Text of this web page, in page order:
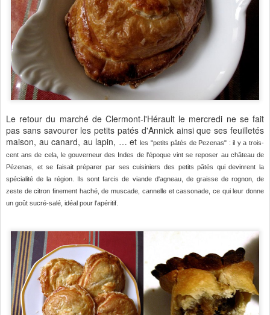
Le retour du marché de Clermont-l'Hérault le mercredi ne se fait
pas sans savourer les petits patés d'Annick ainsi que ses feuilletés
maison, au canard, au lapin, … et les "petits pâtés de Pezenas" : il y a trois-
cent ans de cela, le gouverneur des Indes de l'époque vint se reposer au château de
Pézenas, et se faisait préparer par ses cuisiniers des petits pâtés qui devinrent la
spécialité de la région. Ils sont farcis de viande d'agneau, de graisse de rognon, de
zeste de citron finement haché, de muscade, cannelleet cassonade, ce qui leur donne
un goût sucré-salé, idéal pour l'apéritif.